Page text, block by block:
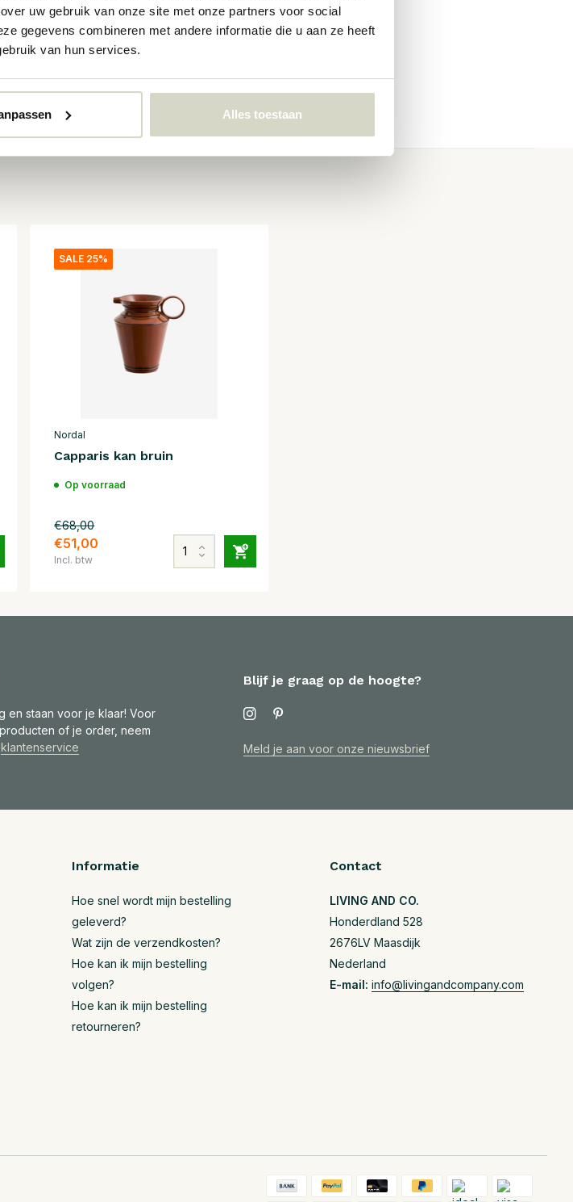
uw gebruik van onze site met onze partners voor social
gegevens combineren met andere informatie die u aan ze heeft
van hun services.
Alles toestaan
SALE 25%
Nordal
Capparis kan bruin
Op voorraad
€68,00
€51,00
Incl. btw
en staan voor je klaar! Voor
of je order, neem
klantenservice
Blijf je graag op de hoogte?
Meld je aan voor onze nieuwsbrief
Informatie
Hoe snel wordt mijn bestelling
geleverd?
Wat zijn de verzendkosten?
Hoe kan ik mijn bestelling
volgen?
Hoe kan ik mijn bestelling
retourneren?
Contact
LIVING AND CO.
Honderdland 528
2676LV Maasdijk
Nederland
E-mail: info@livingandcompany.com